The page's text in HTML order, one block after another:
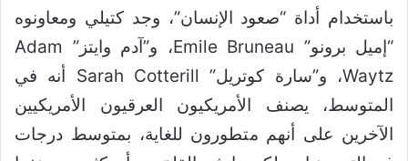
باستخدام أداة “صعود الإنسان”، وجد كتيلي ومعاونوه
“إميل برونو” Emile Bruneau، و”آدم وايتز” Adam
Waytz، و”سارة كوتريل” Sarah Cotterill أنه في
المتوسط، يصنف الأمريكيون العرقيون الأمريكيين
الآخرين على أنهم متطورون للغاية، بمتوسط درجات